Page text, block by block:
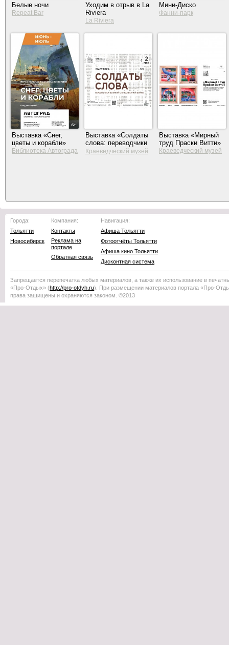
Белые ночи
Repeat Bar
Уходим в отрыв в La
Riviera
La Riviera
Мини-Диско
Фанни-парк
Выставка «Снег,
цветы и корабли»
Библиотека Автограда
Выставка «Солдаты
слова: переводчики
Великой
Краеведческий музей
Выставка «Мирный
труд Праски Витти»
Краеведческий музей
Города:
Тольятти
Новосибирск
Компания:
Контакты
Реклама на
портале
Обратная связь
Навигация:
Афиша Тольятти
Фотоотчёты Тольятти
Афиша кино Тольятти
Дисконтная система
Запрещается перепечатка любых материалов, а также их использование в
«Про-Отдых» (http://pro-otdyh .ru). При размещении материалов портала «Про-
права защищены и охраняются законом. ©2013